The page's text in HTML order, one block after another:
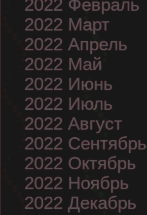
2022 Февраль
2022 Март
2022 Апрель
2022 Май
2022 Июнь
2022 Июль
2022 Август
2022 Сентябрь
2022 Октябрь
2022 Ноябрь
2022 Декабрь